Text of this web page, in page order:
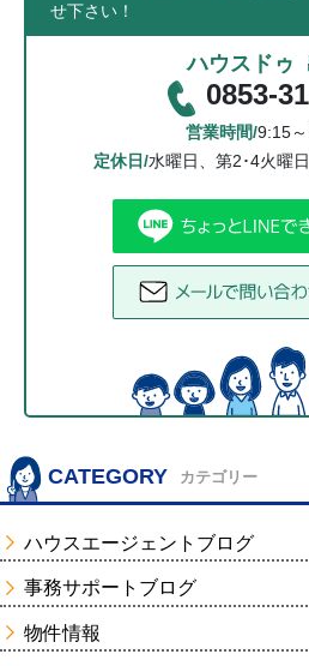
せ下さい！
ハウスドゥ
0853-
営業時間/9:15
定休日/水曜日、第2･4火曜
CATEGORY カテゴリー
ハウスエージェントブログ
事務サポートブログ
物件情報